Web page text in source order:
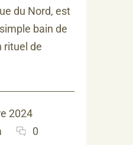
du Nord, est
bain de
rituel de
2024
0